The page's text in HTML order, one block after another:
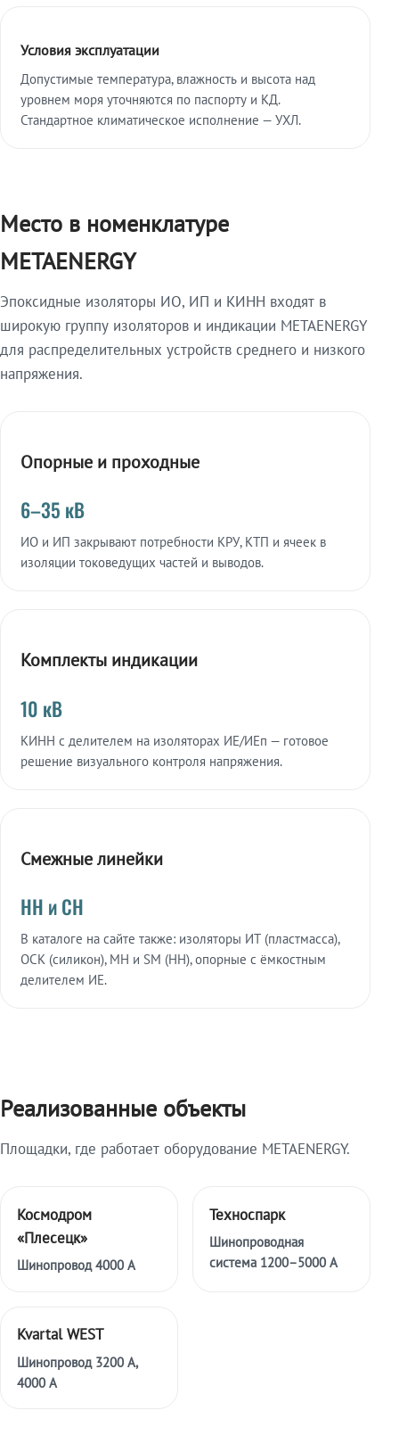
Условия эксплуатации
Допустимые температура, влажность и высота над
уровнем моря уточняются по паспорту и КД.
Стандартное климатическое исполнение — УХЛ.
Место в номенклатуре
METAENERGY
Эпоксидные изоляторы ИО, ИП и КИНН входят в
широкую группу изоляторов и индикации METAENERGY
для распределительных устройств среднего и низкого
напряжения.
Опорные и проходные
6–35 кВ
ИО и ИП закрывают потребности КРУ, КТП и ячеек в
изоляции токоведущих частей и выводов.
Комплекты индикации
10 кВ
КИНН с делителем на изоляторах ИЕ/ИЕп — готовое
решение визуального контроля напряжения.
Смежные линейки
НН и СН
В каталоге на сайте также: изоляторы ИТ (пластмасса),
ОСК (силикон), МН и SM (НН), опорные с ёмкостным
делителем ИЕ.
Реализованные объекты
Площадки, где работает оборудование METAENERGY.
Космодром
«Плесецк»
Шинопровод 4000 А
Техноспарк
Шинопроводная
система 1200–5000 А
Kvartal WEST
Шинопровод 3200 А,
4000 А